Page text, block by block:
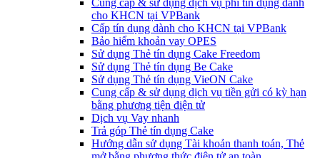
Cung cấp & sử dụng dịch vụ phi tín dụng dành
cho KHCN tại VPBank
Cấp tín dụng dành cho KHCN tại VPBank
Bảo hiểm khoản vay OPES
Sử dụng Thẻ tín dụng Cake Freedom
Sử dụng Thẻ tín dụng Be Cake
Sử dụng Thẻ tín dụng VieON Cake
Cung cấp & sử dụng dịch vụ tiền gửi có kỳ hạn
bằng phương tiện điện tử
Dịch vụ Vay nhanh
Trả góp Thẻ tín dụng Cake
Hướng dẫn sử dụng Tài khoản thanh toán, Thẻ